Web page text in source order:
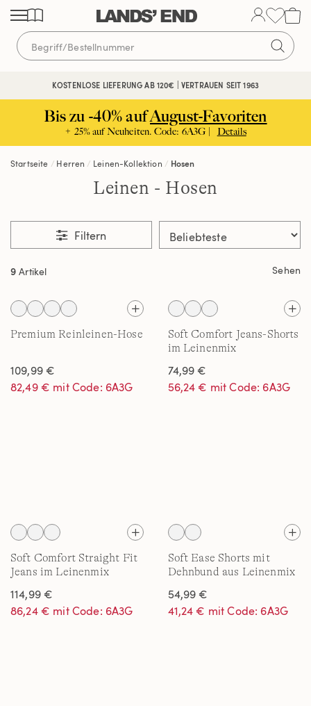
Direkt
zum
Inhalt
Direkt
zur
Navigation
Direkt
zur
Suche
KOSTENLOSE LIEFERUNG AB 120€ | VERTRAUEN SEIT 1963
Bis zu -40% aufAugust-Favoriten
+ 25% auf Neuheiten. Code: 6A3G | Details
Startseite Herren Leinen-Kollektion Hosen
Leinen - Hosen
Filtern
9 Artikel Sehen
Premium Reinleinen-Hose
109,99 €
82,49 € mit Code: 6A3G
Soft Comfort Jeans-Shorts
im Leinenmix
74,99 €
56,24 € mit Code: 6A3G
Soft Comfort Straight Fit
Jeans im Leinenmix
114,99 €
86,24 € mit Code: 6A3G
Soft Ease Shorts mit
Dehnbund aus Leinenmix
54,99 €
41,24 € mit Code: 6A3G